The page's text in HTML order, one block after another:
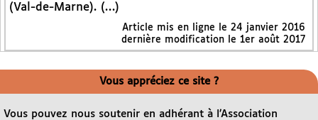
(Val-de-Marne). (…)
Article mis en ligne le 24 janvier 2016
dernière modification le 1er août 2017
Vous appréciez ce site ?
Vous pouvez nous soutenir en adhérant à l’Association